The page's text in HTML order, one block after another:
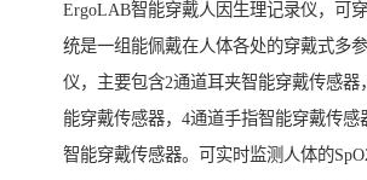
ErgoLAB智能穿戴人因生理记录仪，可
统是一组能佩戴在人体各处的穿戴式多
仪，主要包含2通道耳夹智能穿戴传感器
能穿戴传感器，4通道手指智能穿戴传感
智能穿戴传感器。可实时监测人体的